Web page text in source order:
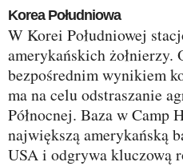
Korea Południowa
W Korei Południowej stacjonuje około 28 tysięcy
amerykańskich żołnierzy.
bezpośrednim wynikiem
ma na celu odstraszanie
Północnej. Baza w Camp
największą amerykańską
USA i odgrywa kluczową